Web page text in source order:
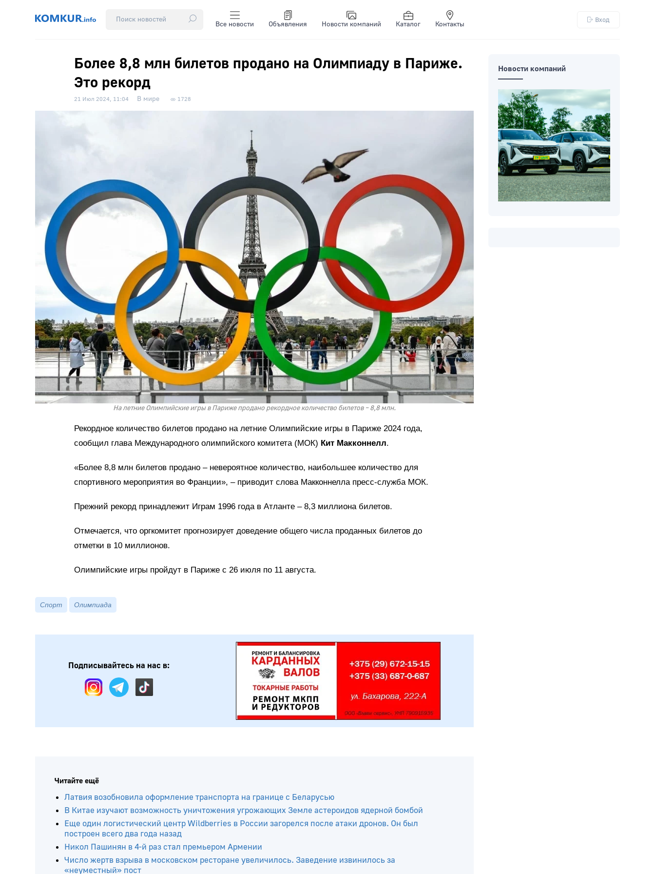
Все новости Объявления Новости компаний Каталог Контакты
Вход
Более 8,8 млн билетов продано на Олимпиаду в Париже.
Это рекорд
21 Июл 2024, 11:04 В мире 1728
На летние Олимпийские игры в Париже продано рекордное количество билетов – 8,8 млн.
Рекордное количество билетов продано на летние Олимпийские игры в Париже 2024 года,
сообщил глава Международного олимпийского комитета (МОК) Кит Макконнелл.
«Более 8,8 млн билетов продано – невероятное количество, наибольшее количество для
спортивного мероприятия во Франции», – приводит слова Макконнелла пресс-служба МОК.
Прежний рекорд принадлежит Играм 1996 года в Атланте – 8,3 миллиона билетов.
Отмечается, что оргкомитет прогнозирует доведение общего числа проданных билетов до
отметки в 10 миллионов.
Олимпийские игры пройдут в Париже с 26 июля по 11 августа.
Спорт Олимпиада
Подписывайтесь на нас в:
Читайте ещё
Латвия возобновила оформление транспорта на границе с Беларусью
В Китае изучают возможность уничтожения угрожающих Земле астероидов ядерной бомбой
Еще один логистический центр Wildberries в России загорелся после атаки дронов. Он был
построен всего два года назад
Никол Пашинян в 4-й раз стал премьером Армении
Число жертв взрыва в московском ресторане увеличилось. Заведение извинилось за
«неуместный» пост
Новости компаний